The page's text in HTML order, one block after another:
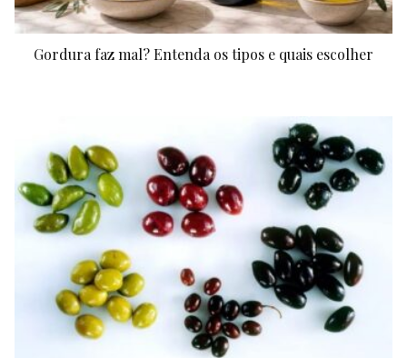
Gordura faz mal? Entenda os tipos e quais escolher